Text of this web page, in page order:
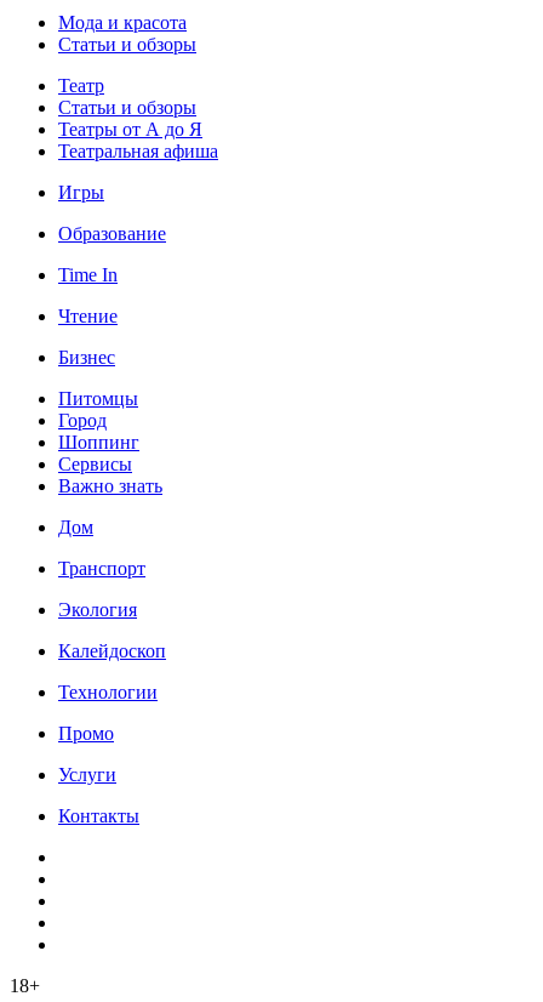
Мода и красота
Статьи и обзоры
Театр
Статьи и обзоры
Театры от А до Я
Театральная афиша
Игры
Образование
Time In
Чтение
Бизнес
Питомцы
Город
Шоппинг
Сервисы
Важно знать
Дом
Транспорт
Экология
Калейдоскоп
Технологии
Промо
Услуги
Контакты
18+